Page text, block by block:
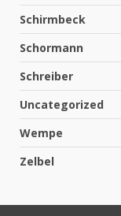
Schirmbeck
Schormann
Schreiber
Uncategorized
Wempe
Zelbel